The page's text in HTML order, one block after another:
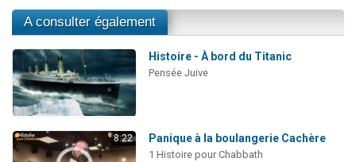
A consulter également
Histoire - À bord du Titanic
Pensée Juive
8:22 Panique à la boulangerie Cachère
1 Histoire pour Chabbath